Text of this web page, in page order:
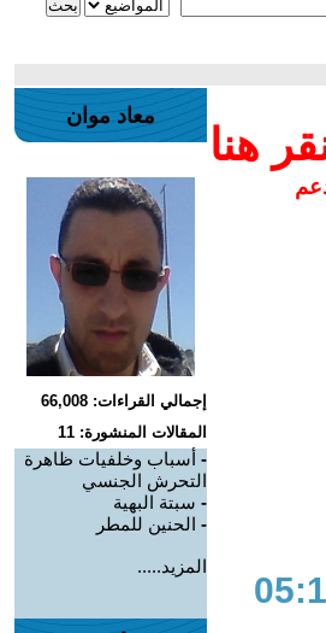
هنا
معاد موان
إجمالي القراءات: 66,008
المقالات المنشورة: 11
- أسباب وخلفيات ظاهرة
التحرش الجنسي
- سبتة البهية
- الحنين للمطر
المزيد.....